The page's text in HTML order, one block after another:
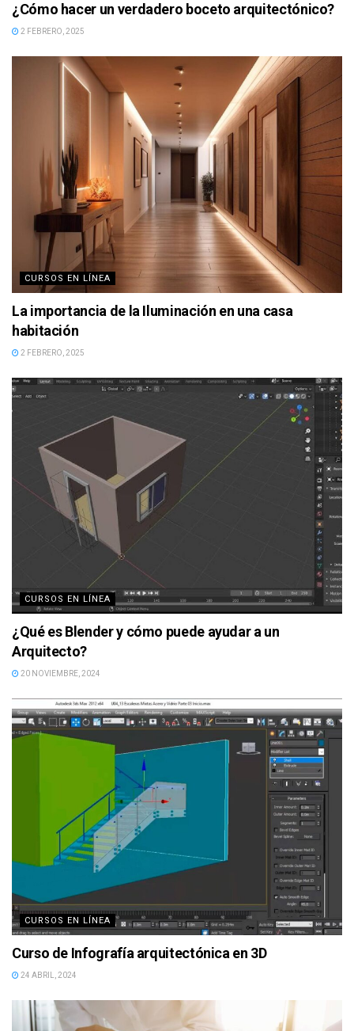
¿Cómo hacer un verdadero boceto arquitectónico?
2 FEBRERO, 2025
CURSOS EN LÍNEA
La importancia de la Iluminación en una casa
habitación
2 FEBRERO, 2025
CURSOS EN LÍNEA
¿Qué es Blender y cómo puede ayudar a un
Arquitecto?
20 NOVIEMBRE, 2024
CURSOS EN LÍNEA
Curso de Infografía arquitectónica en 3D
24 ABRIL, 2024